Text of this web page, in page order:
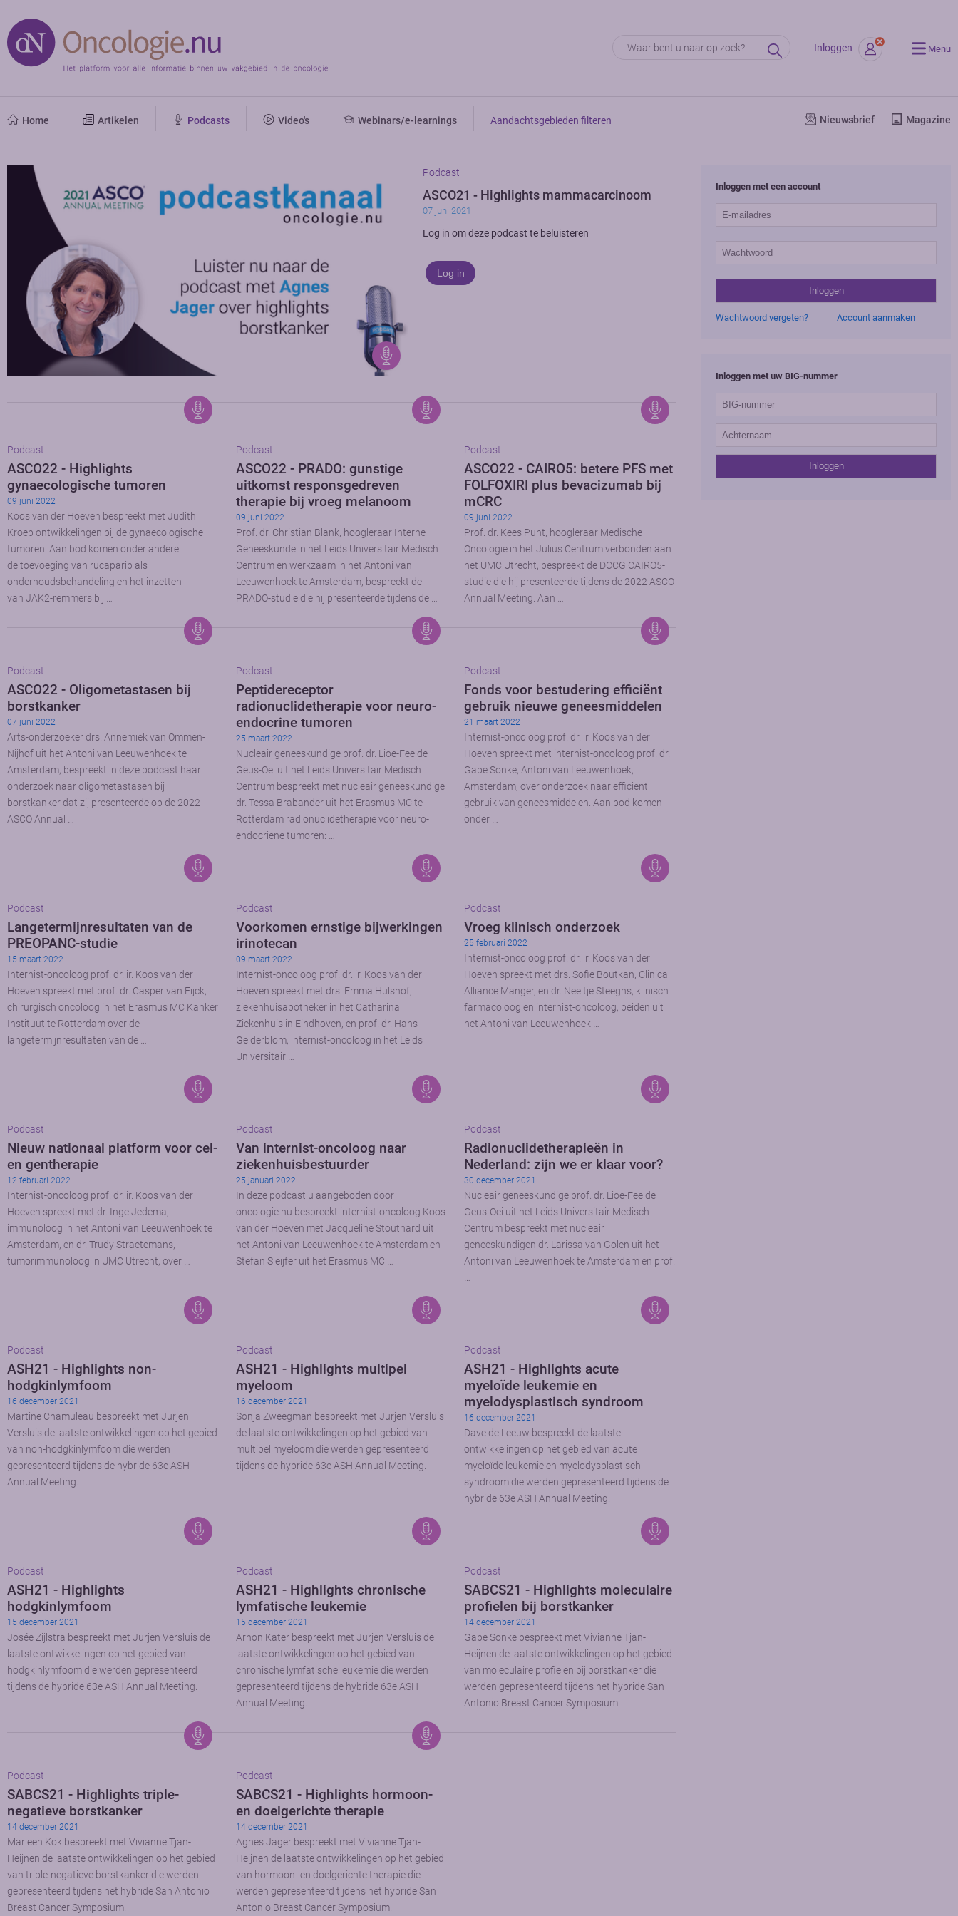
Inloggen Menu
Home Artikelen Podcasts Video's Webinars/e-learnings Aandachtsgebieden filteren Nieuwsbrief Magazine
Podcast
ASCO21 - Highlights mammacarcinoom
07 juni 2021
Log in om deze podcast te beluisteren
Log in
Podcast
ASCO22 - Highlights
gynaecologische tumoren
09 juni 2022
Koos van der Hoeven bespreekt met Judith
Kroep ontwikkelingen bij de gynaecologische
tumoren. Aan bod komen onder andere
de toevoeging van rucaparib als
onderhoudsbehandeling en het inzetten
van JAK2-remmers bij …
Podcast
ASCO22 - PRADO: gunstige
uitkomst responsgedreven
therapie bij vroeg melanoom
09 juni 2022
Prof. dr. Christian Blank, hoogleraar Interne
Geneeskunde in het Leids Universitair Medisch
Centrum en werkzaam in het Antoni van
Leeuwenhoek te Amsterdam, bespreekt de
PRADO-studie die hij presenteerde tijdens de …
Podcast
ASCO22 - CAIRO5: betere PFS met
FOLFOXIRI plus bevacizumab bij
mCRC
09 juni 2022
Prof. dr. Kees Punt, hoogleraar Medische
Oncologie in het Julius Centrum verbonden aan
het UMC Utrecht, bespreekt de DCCG CAIRO5-
studie die hij presenteerde tijdens de 2022 ASCO
Annual Meeting. Aan …
Podcast
ASCO22 - Oligometastasen bij
borstkanker
07 juni 2022
Arts-onderzoeker drs. Annemiek van Ommen-
Nijhof uit het Antoni van Leeuwenhoek te
Amsterdam, bespreekt in deze podcast haar
onderzoek naar oligometastasen bij
borstkanker dat zij presenteerde op de 2022
ASCO Annual …
Podcast
Peptidereceptor
radionuclidetherapie voor neuro-
endocrine tumoren
25 maart 2022
Nucleair geneeskundige prof. dr. Lioe-Fee de
Geus-Oei uit het Leids Universitair Medisch
Centrum bespreekt met nucleair geneeskundige
dr. Tessa Brabander uit het Erasmus MC te
Rotterdam radionuclidetherapie voor neuro-
endocriene tumoren: …
Podcast
Fonds voor bestudering efficiënt
gebruik nieuwe geneesmiddelen
21 maart 2022
Internist-oncoloog prof. dr. ir. Koos van der
Hoeven spreekt met internist-oncoloog prof. dr.
Gabe Sonke, Antoni van Leeuwenhoek,
Amsterdam, over onderzoek naar efficiënt
gebruik van geneesmiddelen. Aan bod komen
onder …
Podcast
Langetermijnresultaten van de
PREOPANC-studie
15 maart 2022
Internist-oncoloog prof. dr. ir. Koos van der
Hoeven spreekt met prof. dr. Casper van Eijck,
chirurgisch oncoloog in het Erasmus MC Kanker
Instituut te Rotterdam over de
langetermijnresultaten van de …
Podcast
Voorkomen ernstige bijwerkingen
irinotecan
09 maart 2022
Internist-oncoloog prof. dr. ir. Koos van der
Hoeven spreekt met drs. Emma Hulshof,
ziekenhuisapotheker in het Catharina
Ziekenhuis in Eindhoven, en prof. dr. Hans
Gelderblom, internist-oncoloog in het Leids
Universitair …
Podcast
Vroeg klinisch onderzoek
25 februari 2022
Internist-oncoloog prof. dr. ir. Koos van der
Hoeven spreekt met drs. Sofie Boutkan, Clinical
Alliance Manger, en dr. Neeltje Steeghs, klinisch
farmacoloog en internist-oncoloog, beiden uit
het Antoni van Leeuwenhoek …
Podcast
Nieuw nationaal platform voor cel-
en gentherapie
12 februari 2022
Internist-oncoloog prof. dr. ir. Koos van der
Hoeven spreekt met dr. Inge Jedema,
immunoloog in het Antoni van Leeuwenhoek te
Amsterdam, en dr. Trudy Straetemans,
tumorimmunoloog in UMC Utrecht, over …
Podcast
Van internist-oncoloog naar
ziekenhuisbestuurder
25 januari 2022
In deze podcast u aangeboden door
oncologie.nu bespreekt internist-oncoloog Koos
van der Hoeven met Jacqueline Stouthard uit
het Antoni van Leeuwenhoek te Amsterdam en
Stefan Sleijfer uit het Erasmus MC …
Podcast
Radionuclidetherapieën in
Nederland: zijn we er klaar voor?
30 december 2021
Nucleair geneeskundige prof. dr. Lioe-Fee de
Geus-Oei uit het Leids Universitair Medisch
Centrum bespreekt met nucleair
geneeskundigen dr. Larissa van Golen uit het
Antoni van Leeuwenhoek te Amsterdam en prof.
…
Podcast
ASH21 - Highlights non-
hodgkinlymfoom
16 december 2021
Martine Chamuleau bespreekt met Jurjen
Versluis de laatste ontwikkelingen op het gebied
van non-hodgkinlymfoom die werden
gepresenteerd tijdens de hybride 63e ASH
Annual Meeting.
Podcast
ASH21 - Highlights multipel
myeloom
16 december 2021
Sonja Zweegman bespreekt met Jurjen Versluis
de laatste ontwikkelingen op het gebied van
multipel myeloom die werden gepresenteerd
tijdens de hybride 63e ASH Annual Meeting.
Podcast
ASH21 - Highlights acute
myeloïde leukemie en
myelodysplastisch syndroom
16 december 2021
Dave de Leeuw bespreekt de laatste
ontwikkelingen op het gebied van acute
myeloïde leukemie en myelodysplastisch
syndroom die werden gepresenteerd tijdens de
hybride 63e ASH Annual Meeting.
Podcast
ASH21 - Highlights
hodgkinlymfoom
15 december 2021
Josée Zijlstra bespreekt met Jurjen Versluis de
laatste ontwikkelingen op het gebied van
hodgkinlymfoom die werden gepresenteerd
tijdens de hybride 63e ASH Annual Meeting.
Podcast
ASH21 - Highlights chronische
lymfatische leukemie
15 december 2021
Arnon Kater bespreekt met Jurjen Versluis de
laatste ontwikkelingen op het gebied van
chronische lymfatische leukemie die werden
gepresenteerd tijdens de hybride 63e ASH
Annual Meeting.
Podcast
SABCS21 - Highlights moleculaire
profielen bij borstkanker
14 december 2021
Gabe Sonke bespreekt met Vivianne Tjan-
Heijnen de laatste ontwikkelingen op het gebied
van moleculaire profielen bij borstkanker die
werden gepresenteerd tijdens het hybride San
Antonio Breast Cancer Symposium.
Podcast
SABCS21 - Highlights triple-
negatieve borstkanker
14 december 2021
Marleen Kok bespreekt met Vivianne Tjan-
Heijnen de laatste ontwikkelingen op het gebied
van triple-negatieve borstkanker die werden
gepresenteerd tijdens het hybride San Antonio
Breast Cancer Symposium.
Podcast
SABCS21 - Highlights hormoon-
en doelgerichte therapie
14 december 2021
Agnes Jager bespreekt met Vivianne Tjan-
Heijnen de laatste ontwikkelingen op het gebied
van hormoon- en doelgerichte therapie die
werden gepresenteerd tijdens het hybride San
Antonio Breast Cancer Symposium.
Inloggen met een account
Wachtwoord vergeten? Account aanmaken
Inloggen met uw BIG-nummer